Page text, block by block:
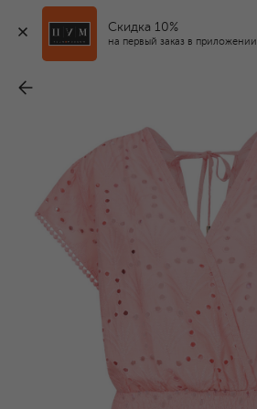
Скидка 10%
на первый заказ в приложении